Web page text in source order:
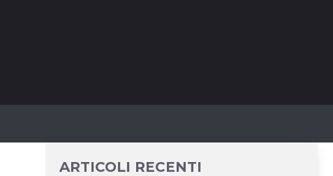
ARTICOLI RECENTI